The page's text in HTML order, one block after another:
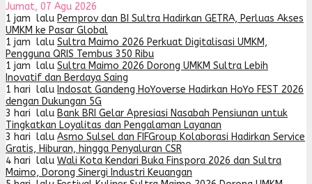
Jumat, 07 Agu 2026
1 jam lalu Pemprov dan BI Sultra Hadirkan GETRA, Perluas Akses
UMKM ke Pasar Global
1 jam lalu Sultra Maimo 2026 Perkuat Digitalisasi UMKM,
Pengguna QRIS Tembus 350 Ribu
1 jam lalu Sultra Maimo 2026 Dorong UMKM Sultra Lebih
Inovatif dan Berdaya Saing
1 hari lalu Indosat Gandeng HoYoverse Hadirkan HoYo FEST 2026
dengan Dukungan 5G
3 hari lalu Bank BRI Gelar Apresiasi Nasabah Pensiunan untuk
Tingkatkan Loyalitas dan Pengalaman Layanan
3 hari lalu Asmo Sulsel dan FIFGroup Kolaborasi Hadirkan Service
Gratis, Hiburan, hingga Penyaluran CSR
4 hari lalu Wali Kota Kendari Buka Finspora 2026 dan Sultra
Maimo, Dorong Sinergi Industri Keuangan